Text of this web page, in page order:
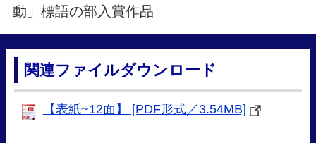
動」標語の部入賞作品
関連ファイルダウンロード
【表紙~12面】 [PDF形式／3.54MB]